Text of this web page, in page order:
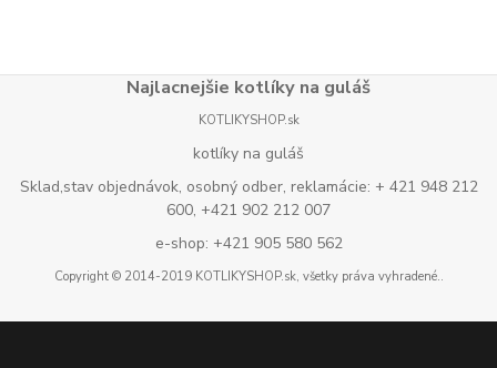
Najlacnejšie kotlíky na guláš
KOTLIKYSHOP.sk
kotlíky na guláš
Sklad,stav objednávok, osobný odber, reklamácie: + 421 948 212
600, +421 902 212 007
e-shop: +421 905 580 562
Copyright © 2014-2019 KOTLIKYSHOP.sk, všetky práva vyhradené..